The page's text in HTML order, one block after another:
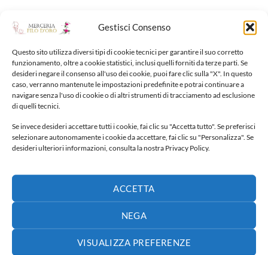
Gestisci Consenso
Questo sito utilizza diversi tipi di cookie tecnici per garantire il suo corretto
funzionamento, oltre a cookie statistici, inclusi quelli forniti da terze parti. Se
desideri negare il consenso all'uso dei cookie, puoi fare clic sulla "X". In questo
caso, verranno mantenute le impostazioni predefinite e potrai continuare a
navigare senza l'uso di cookie o di altri strumenti di tracciamento ad esclusione
di quelli tecnici.
Se invece desideri accettare tutti i cookie, fai clic su "Accetta tutto". Se preferisci
selezionare autonomamente i cookie da accettare, fai clic su "Personalizza". Se
desideri ulteriori informazioni, consulta la nostra Privacy Policy.
ACCETTA
NEGA
VISUALIZZA PREFERENZE
NUOVI ARRIVI
Fiocco nascita
65,00
Fiocco nascita
40,00€
30,00€
Fiocco nascita
65,00€